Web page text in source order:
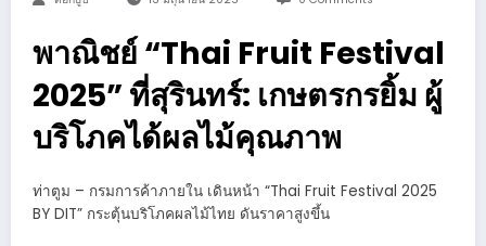
พาณิชย์ “Thai Fruit Festival
2025” ที่สุรินทร์: เกษตรกรยิ้ม ผู้
บริโภคได้ผลไม้คุณภาพ
ท่าตูม​ – กรมการค้าภายใน เดินหน้า “Thai Fruit Festival 2025
BY DIT” กระตุ้นบริโภคผลไม้ไทย ดันราคาสูงขึ้น